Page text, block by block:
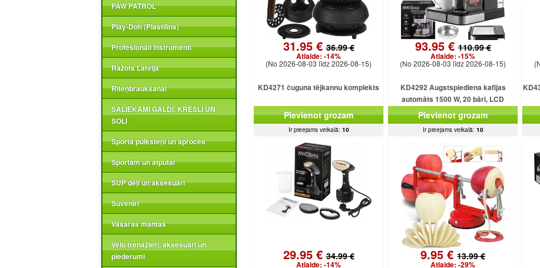
PAW PATROL
Play-Doh (Plastilīns)
Profesionāli instrumenti
Ražots Latvijā
Riteņbraukšanai
SALIEKAMI GALDI, KRĒSLI UN
SOLI
Sporta pulksteņi un aproces
Sportam un atpūtai
SUP dēļi un aksesuāri
Suvenīri
Vasaras mantas
Velo trenažieri, aksesuāri un
piederumi
31.95 €36.99 €
Atlaide: -14%
(No 2026-08-03 līdz 2026-08-15)
KD4271 čuguna tējkannu komplekts
Pievienot grozam
Ir pieejams veikalā: 10
93.95 €110.99 €
Atlaide: -15%
(No 2026-08-03 līdz 2026-08-15)
KD4292 Augstspiediena kafijas
automāts 1500 W, 20 bāri, LCD
displejs
Pievienot grozam
Ir pieejams veikalā: 10
29.95 €34.99 €
Atlaide: -14%
9.95 € 13.99 €
Atlaide: -29%